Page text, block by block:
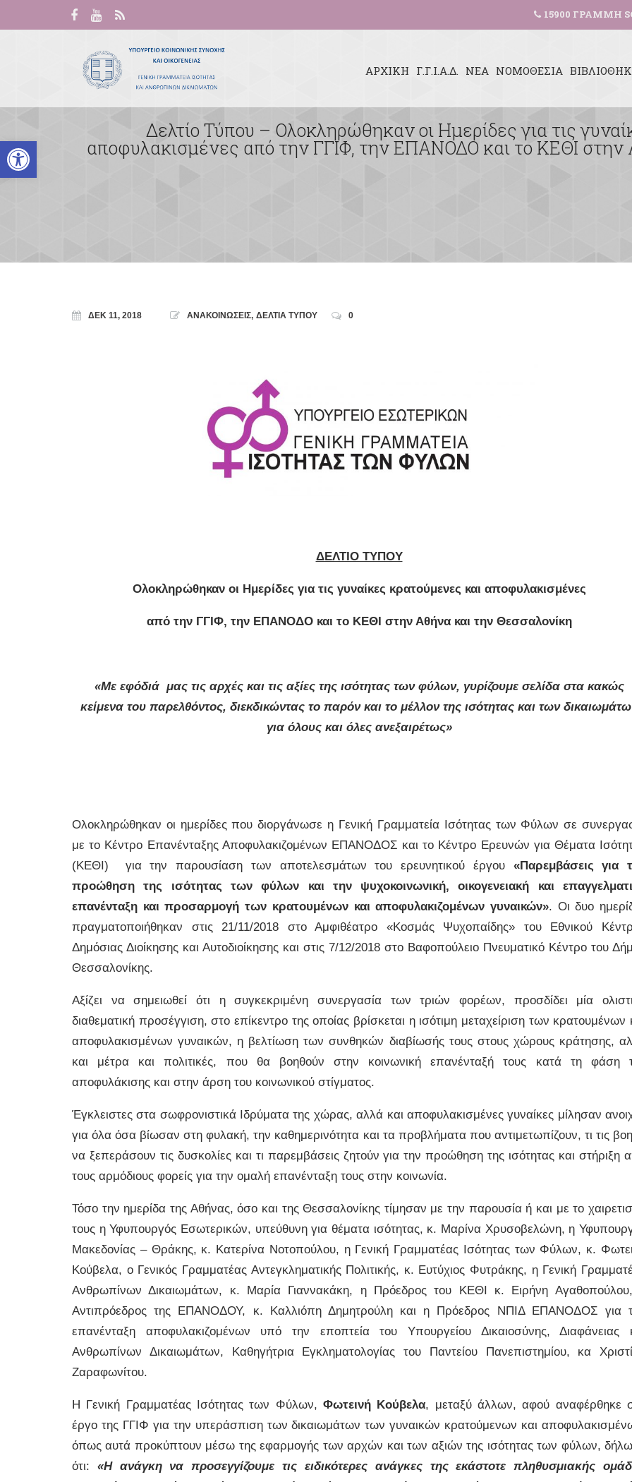
Ανοίξτε τη γραμμή εργαλείων
15900 ΓΡΑΜΜΗ
ΑΡΧΙΚΗ Γ.Γ.Ι.Α.Δ. ΝΕΑ ΝΟΜΟΘΕΣΙΑ
Δελτίο Τύπου – Ολοκληρώθηκαν οι Ημερίδες για τις
αποφυλακισμένες από την ΓΓΙΦ, την ΕΠΑΝΟΔΟ και το ΚΕΘΙ στην
ΔΕΚ 11, 2018 ΑΝΑΚΟΙΝΩΣΕΙΣ, ΔΕΛΤΙΑ ΤΥΠΟΥ 0
ΔΕΛΤΙΟ ΤΥΠΟΥ
Ολοκληρώθηκαν οι Ημερίδες για τις γυναίκες κρατούμενες και αποφυλακισμένες
από την ΓΓΙΦ, την ΕΠΑΝΟΔΟ και το ΚΕΘΙ στην Αθήνα και την Θεσσαλονίκη
«Με εφόδιά μας τις αρχές και τις αξίες της ισότητας των φύλων, γυρίζουμε σελίδα στα κακώς
κείμενα του παρελθόντος, διεκδικώντας το παρόν και το μέλλον της ισότητας και των
για όλους και όλες ανεξαιρέτως»
Ολοκληρώθηκαν οι ημερίδες που διοργάνωσε η Γενική Γραμματεία Ισότητας των Φύλων σε
με το Κέντρο Επανένταξης Αποφυλακιζομένων ΕΠΑΝΟΔΟΣ και το Κέντρο Ερευνών για Θέματα
(ΚΕΘΙ) για την παρουσίαση των αποτελεσμάτων του ερευνητικού έργου «Παρεμβάσεις για
προώθηση της ισότητας των φύλων και την ψυχοκοινωνική, οικογενειακή και
επανένταξη και προσαρμογή των κρατουμένων και αποφυλακιζομένων γυναικών». Οι δυο
πραγματοποιήθηκαν στις 21/11/2018 στο Αμφιθέατρο «Κοσμάς Ψυχοπαίδης» του Εθνικού
Δημόσιας Διοίκησης και Αυτοδιοίκησης και στις 7/12/2018 στο Βαφοπούλειο Πνευματικό Κέντρο του
Θεσσαλονίκης.
Αξίζει να σημειωθεί ότι η συγκεκριμένη συνεργασία των τριών φορέων, προσδίδει μία
διαθεματική προσέγγιση, στο επίκεντρο της οποίας βρίσκεται η ισότιμη μεταχείριση των κρατουμένων
αποφυλακισμένων γυναικών, η βελτίωση των συνθηκών διαβίωσής τους στους χώρους κράτησης,
και μέτρα και πολιτικές, που θα βοηθούν στην κοινωνική επανένταξή τους κατά τη φάση
αποφυλάκισης και στην άρση του κοινωνικού στίγματος.
Έγκλειστες στα σωφρονιστικά Ιδρύματα της χώρας, αλλά και αποφυλακισμένες γυναίκες μίλησαν
για όλα όσα βίωσαν στη φυλακή, την καθημερινότητα και τα προβλήματα που αντιμετωπίζουν, τι τις
να ξεπεράσουν τις δυσκολίες και τι παρεμβάσεις ζητούν για την προώθηση της ισότητας και στήριξη
τους αρμόδιους φορείς για την ομαλή επανένταξη τους στην κοινωνία.
Τόσο την ημερίδα της Αθήνας, όσο και της Θεσσαλονίκης τίμησαν με την παρουσία ή και με το
τους η Υφυπουργός Εσωτερικών, υπεύθυνη για θέματα ισότητας, κ. Μαρίνα Χρυσοβελώνη, η
Μακεδονίας – Θράκης, κ. Κατερίνα Νοτοπούλου, η Γενική Γραμματέας Ισότητας των Φύλων, κ.
Κούβελα, ο Γενικός Γραμματέας Αντεγκληματικής Πολιτικής, κ. Ευτύχιος Φυτράκης, η Γενική
Ανθρωπίνων Δικαιωμάτων, κ. Μαρία Γιαννακάκη, η Πρόεδρος του ΚΕΘΙ κ. Ειρήνη
Αντιπρόεδρος της ΕΠΑΝΟΔΟΥ, κ. Καλλιόπη Δημητρούλη και η Πρόεδρος ΝΠΙΔ ΕΠΑΝΟΔΟΣ για
επανένταξη αποφυλακιζομένων υπό την εποπτεία του Υπουργείου Δικαιοσύνης, Διαφάνειας
Ανθρωπίνων Δικαιωμάτων, Καθηγήτρια Εγκληματολογίας του Παντείου Πανεπιστημίου, κα
Ζαραφωνίτου.
Η Γενική Γραμματέας Ισότητας των Φύλων, Φωτεινή Κούβελα, μεταξύ άλλων, αφού αναφέρθηκε
έργο της ΓΓΙΦ για την υπεράσπιση των δικαιωμάτων των γυναικών κρατούμενων και
όπως αυτά προκύπτουν μέσω της εφαρμογής των αρχών και των αξιών της ισότητας των φύλων,
ότι: «Η ανάγκη να προσεγγίζουμε τις ειδικότερες ανάγκες της εκάστοτε πληθυσμιακής